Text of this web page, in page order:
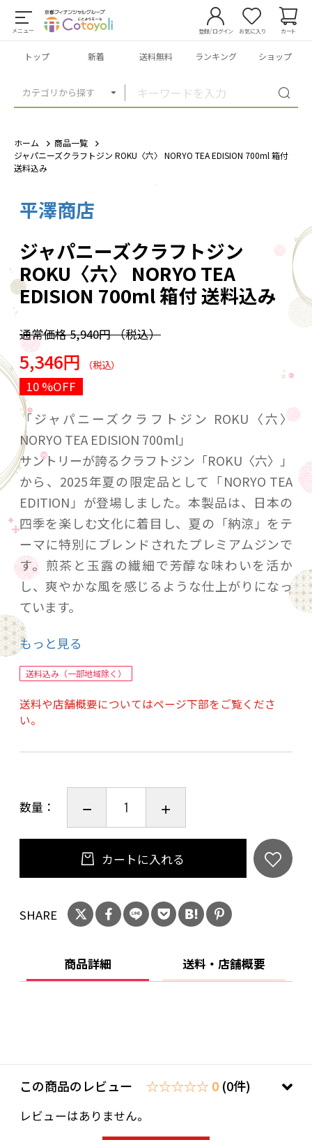
メニュー
カテゴリから探す
登録/ログイン お気に入り カート
トップ 新着 送料無料 ランキング ショップ
ホーム
商品一覧
ジャパニーズクラフトジン ROKU〈六〉 NORYO TEA EDISION 700ml 箱付
送料込み
平澤商店
ジャパニーズクラフトジン
ROKU〈六〉 NORYO TEA
EDISION 700ml 箱付 送料込み
通常価格5,940円（税込）
5,346円 （税込）
10 %OFF
「ジャパニーズクラフトジン ROKU〈六〉
NORYO TEA EDISION 700ml」
サントリーが誇るクラフトジン「ROKU〈六〉」
から、2025年夏の限定品として「NORYO TEA
EDITION」が登場しました。本製品は、日本の
四季を楽しむ文化に着目し、夏の「納涼」をテ
ーマに特別にブレンドされたプレミアムジンで
す。煎茶と玉露の繊細で芳醇な味わいを活か
し、爽やかな風を感じるような仕上がりになっ
ています。
※テイスティングノート
煎茶と玉露の絶妙なバランスが楽しめます。
である6種の和素材の中でも、特に夏に旬を迎え
香り：新緑の茶畑を思わせる、繊細で澄み渡っ
余韻：ボタニカルの香りとお茶の豊かさが調和
し、川床で涼を楽しむような心地よい余韻
心落ち着くお茶の香りと味わいが、暑い季節に
ぴったりの爽やかさをもたらします。
※ペアリング
テイストを活かした料理やスイーツとの相性が
抜群です。
ョコレート、和三盆を使った和菓子とも絶妙な
マッチング。
もっと見る
送料込み（一部地域除く）
送料や店舗概要についてはページ下部をご覧くださ
い。
数量：
カートに入れる
SHARE
商品詳細 送料・店舗概要
この商品のレビュー ☆☆☆☆☆ 0 (0件)
レビューはありません。